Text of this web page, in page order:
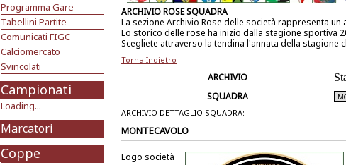
Programma Gare
Tabellini Partite
Comunicati FIGC
Calciomercato
Svincolati
Campionati
Loading...
Marcatori
Coppe
ARCHIVIO ROSE SQUADRA
La sezione Archivio Rose delle società rappresenta
Lo storico delle rose ha inizio dalla stagione sportiva
Scegliete attraverso la tendina l'annata della stagione
Torna Indietro
ARCHIVIO
SQUADRA
ARCHIVIO DETTAGLIO SQUADRA:
MONTECAVOLO
Logo società